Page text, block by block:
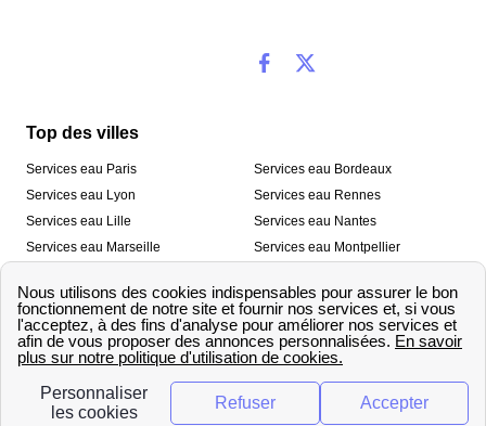
Top des villes
Services eau Paris
Services eau Lyon
Services eau Lille
Services eau Marseille
Services eau Toulon
Services eau Bordeaux
Services eau Rennes
Services eau Nantes
Services eau Montpellier
Services eau Strasbourg
Nos outils
🛁 Simulateur consommation eau
💧 Comparer les fournisseurs
d’eau